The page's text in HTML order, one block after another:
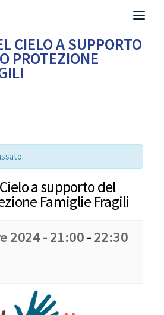
CIELO A SUPPORTO
PROTEZIONE
a supporto del
Famiglie Fragili
2024 - 21:00-22:30